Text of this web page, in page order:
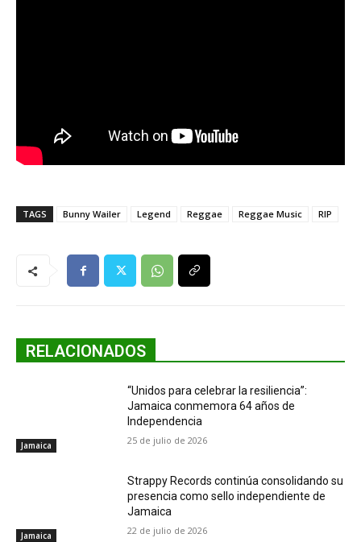
TAGS Bunny Wailer Legend Reggae Reggae Music RIP
RELACIONADOS
Jamaica
“Unidos para celebrar la resiliencia”:
Jamaica conmemora 64 años de
Independencia
25 de julio de 2026
Jamaica
Strappy Records continúa consolidando su
presencia como sello independiente de
Jamaica
22 de julio de 2026